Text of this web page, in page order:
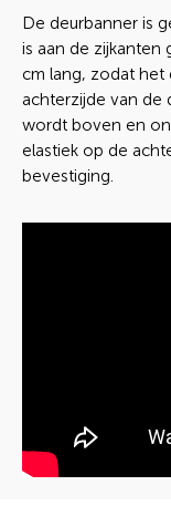
De deurbanner is
is aan de zijkanten
cm lang, zodat
achterzijde van de
wordt boven en
elastiek op de
bevestiging.